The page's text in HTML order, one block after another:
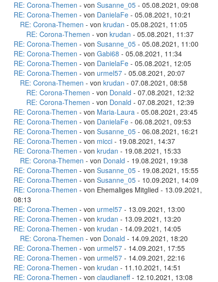
RE: Corona-Themen - von Susanne_05 - 05.08.2021, 09:08
RE: Corona-Themen - von DanielaFe - 05.08.2021, 10:21
RE: Corona-Themen - von krudan - 05.08.2021, 11:05
RE: Corona-Themen - von krudan - 05.08.2021, 11:37
RE: Corona-Themen - von Susanne_05 - 05.08.2021, 11:00
RE: Corona-Themen - von Gabi68 - 05.08.2021, 11:34
RE: Corona-Themen - von DanielaFe - 05.08.2021, 12:05
RE: Corona-Themen - von urmel57 - 05.08.2021, 20:07
RE: Corona-Themen - von krudan - 07.08.2021, 08:58
RE: Corona-Themen - von Donald - 07.08.2021, 12:32
RE: Corona-Themen - von Donald - 07.08.2021, 12:39
RE: Corona-Themen - von Maria-Laura - 05.08.2021, 23:45
RE: Corona-Themen - von DanielaFe - 06.08.2021, 09:53
RE: Corona-Themen - von Susanne_05 - 06.08.2021, 16:21
RE: Corona-Themen - von micci - 19.08.2021, 14:37
RE: Corona-Themen - von krudan - 19.08.2021, 15:33
RE: Corona-Themen - von Donald - 19.08.2021, 19:38
RE: Corona-Themen - von Susanne_05 - 19.08.2021, 15:55
RE: Corona-Themen - von Susanne_05 - 10.09.2021, 14:09
RE: Corona-Themen - von Ehemaliges Mitglied - 13.09.2021,
08:13
RE: Corona-Themen - von urmel57 - 13.09.2021, 13:00
RE: Corona-Themen - von krudan - 13.09.2021, 13:20
RE: Corona-Themen - von krudan - 14.09.2021, 14:05
RE: Corona-Themen - von Donald - 14.09.2021, 18:20
RE: Corona-Themen - von urmel57 - 14.09.2021, 17:55
RE: Corona-Themen - von urmel57 - 14.09.2021, 22:16
RE: Corona-Themen - von krudan - 11.10.2021, 14:51
RE: Corona-Themen - von claudianeff- 12.10.2021, 13:08